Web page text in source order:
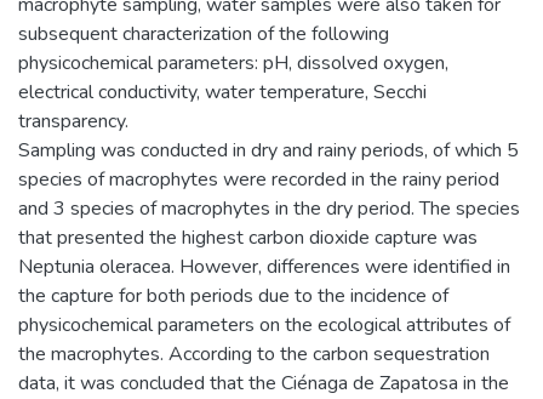
subsequent characterization of the following
physicochemical parameters: pH, dissolved oxygen,
electrical conductivity, water temperature, Secchi
transparency.
Sampling was conducted in dry and rainy periods, of which 5
species of macrophytes were recorded in the rainy period
and 3 species of macrophytes in the dry period. The species
that presented the highest carbon dioxide capture was
Neptunia oleracea. However, differences were identified in
the capture for both periods due to the incidence of
physicochemical parameters on the ecological attributes of
the macrophytes. According to the carbon sequestration
data, it was concluded that the Ciénaga de Zapatosa in the